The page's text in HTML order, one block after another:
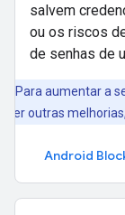
salvem
ou os riscos
de senhas de
Para aumentar a
outras
Android